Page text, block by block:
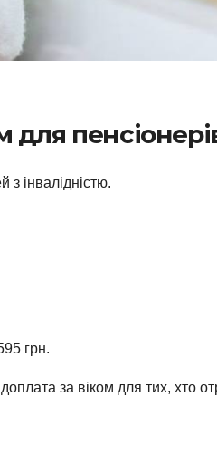
з інвалідністю.
грн.
за віком для тих, хто